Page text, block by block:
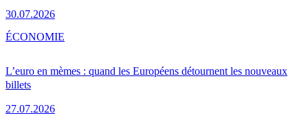
30.07.2026
L’euro en mèmes : quand les Européens détournent les nouveaux
billets
27.07.2026
ÉCONOMIE